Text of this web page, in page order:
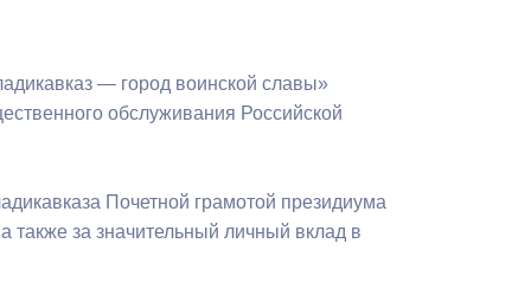
— город воинской славы»
обслуживания Российской
Почетной грамотой президиума
также за значительный личный вклад в